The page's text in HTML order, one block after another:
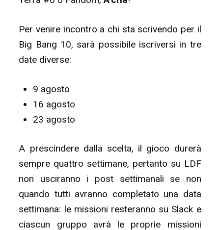
Per venire incontro a chi sta scrivendo per il
Big Bang 10, sarà possibile iscriversi in tre
date diverse:
9 agosto
16 agosto
23 agosto
A prescindere dalla scelta, il gioco durerà
sempre quattro settimane, pertanto su LDF
non usciranno i post settimanali se non
quando tutti avranno completato una data
settimana: le missioni resteranno su Slack e
ciascun gruppo avrà le proprie missioni